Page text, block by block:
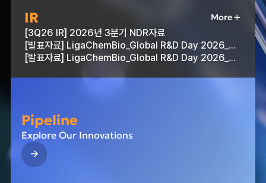
IR More
[3Q26 IR] 2026년 3분기 NDR자료
[발표자료] LigaChemBio_Global R&D Day 2026_Part3
[발표자료] LigaChemBio_Global R&D Day 2026_Part2
Pipeline
Explore Our Innovations